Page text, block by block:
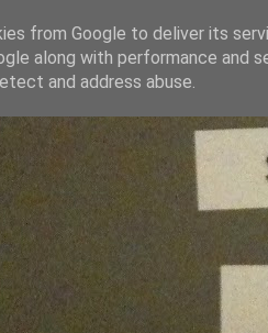
from Google to deliver its
along with performance and
and address abuse.